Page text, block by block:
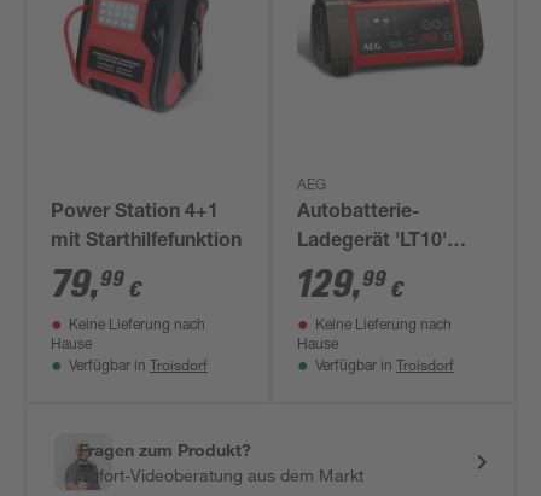
Power Station 4+1
mit Starthilfefunktion
79,99 €
Keine Lieferung nach
Hause
Verfügbar in Troisdorf
AEG
Autobatterie-
Ladegerät 'LT10'
12/24 Volt
129,99 €
Keine Lieferung nach
Hause
Verfügbar in Troisdorf
Fragen zum Produkt?
Sofort-Videoberatung aus dem Markt